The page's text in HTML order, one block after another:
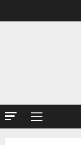
Primary